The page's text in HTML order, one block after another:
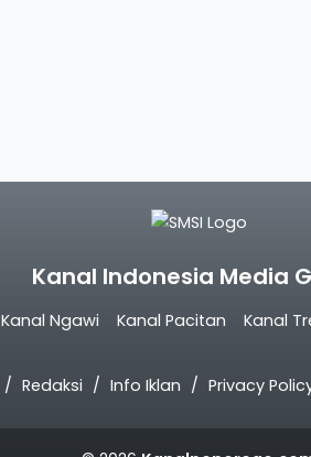
Kanal Indonesia Media
Kanal Ngawi Kanal Pacitan Kanal
Redaksi Info Iklan Privacy